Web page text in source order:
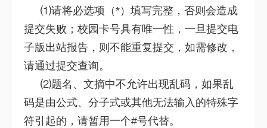
⑴请将必选项（*）填写完整，否则会造成
提交失败；校园卡号具有唯一性，一旦提交电
子版出站报告，则不能重复提交，如需修改，
请通过提交查询。
⑵题名、文摘中不允许出现乱码，如果乱
码是由公式、分子式或其他无法输入的特殊字
符引起的，请暂用一个#号代替。